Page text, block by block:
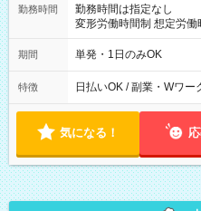
勤務時間
勤務時間は指定なし
変形労働時間制 想定労働時間160時間/
00～20：00
期間 単発・1日のみOK
特徴 日払いOK / 副業・Wワ
気になる！